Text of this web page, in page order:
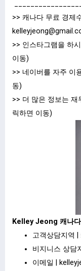
>> 캐나다 무료 경제
>> 인스타그램을 하
이동)
>> 네이버를 자주 이
동)
>> 더 많은 정보는 재
릭하면 이동)
Kelley Jeong 캐나
고객상담지역 |
비지니스 상담
이메일 |